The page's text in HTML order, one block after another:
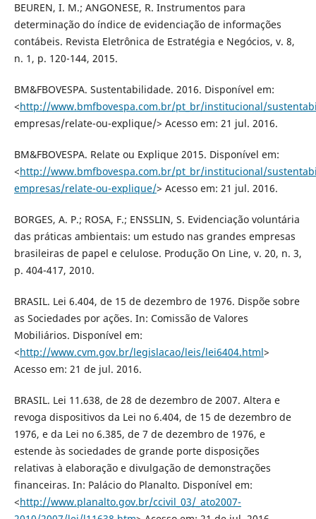
BEUREN, I. M.; ANGONESE, R. Instrumentos para
determinação do índice de evidenciação de informações
contábeis. Revista Eletrônica de Estratégia e Negócios, v. 8,
n. 1, p. 120-144, 2015.
BM&FBOVESPA. Sustentabilidade. 2016. Disponível em:
<http://www.bmfbovespa.com.br/pt_br/institucional/
empresas/relate-ou-explique/> Acesso em: 21 jul. 2016.
BM&FBOVESPA. Relate ou Explique 2015. Disponível em:
<http://www.bmfbovespa.com.br/pt_br/institucional/
empresas/relate-ou-explique/> Acesso em: 21 jul. 2016.
BORGES, A. P.; ROSA, F.; ENSSLIN, S. Evidenciação voluntária
das práticas ambientais: um estudo nas grandes empresas
brasileiras de papel e celulose. Produção On Line, v. 20, n. 3,
p. 404-417, 2010.
BRASIL. Lei 6.404, de 15 de dezembro de 1976. Dispõe sobre
as Sociedades por ações. In: Comissão de Valores
Mobiliários. Disponível em:
<http://www.cvm.gov.br/legislacao/leis/lei6404.html>
Acesso em: 21 de jul. 2016.
BRASIL. Lei 11.638, de 28 de dezembro de 2007. Altera e
revoga dispositivos da Lei no 6.404, de 15 de dezembro de
1976, e da Lei no 6.385, de 7 de dezembro de 1976, e
estende às sociedades de grande porte disposições
relativas à elaboração e divulgação de demonstrações
financeiras. In: Palácio do Planalto. Disponível em:
<http://www.planalto.gov.br/ccivil_03/_ato2007-